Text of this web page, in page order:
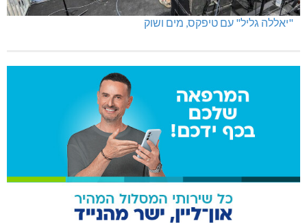
"יאללה גליל" עם טיפקס, מים ושוק